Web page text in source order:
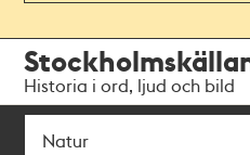
navigationen
huvudinnehållet
Historia i ord, ljud och bild
Sök